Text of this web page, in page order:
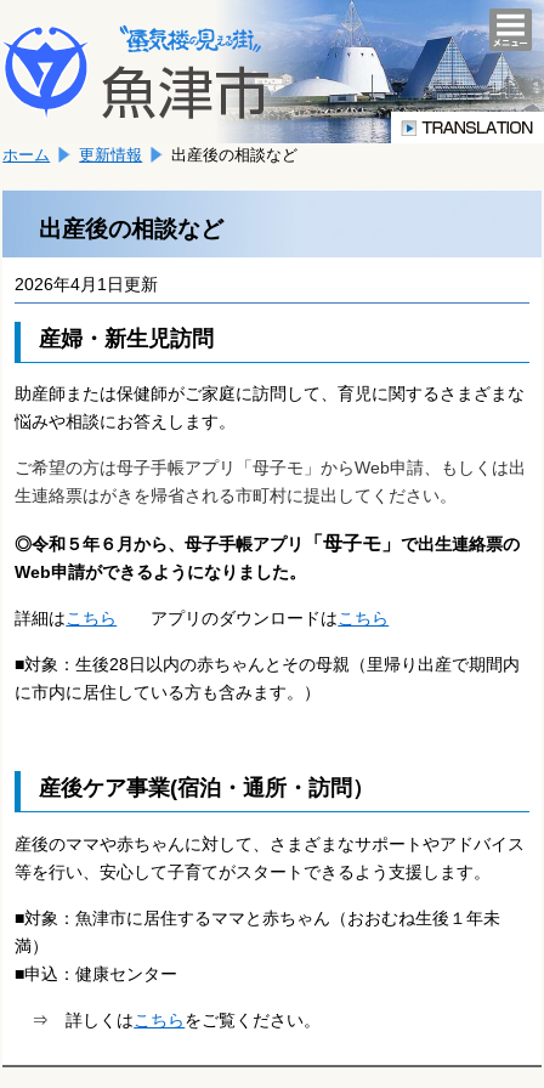
文
へ
移
ま
す。
こ
か
文
ホーム 更新情報 出産後の相談など
出産後の相談など
2026年4月1日更新
産婦・新生児訪問
助産師または保健師がご家庭に訪問して、育児に関するさまざまな
悩みや相談にお答えします。
ご希望の方は母子手帳アプリ「母子モ」からWeb申請、もしくは出
生連絡票はがきを帰省される市町村に提出してください。
◎令和５年６月から、母子手帳アプリ 「母子モ」で出生連絡票の
Web申請ができるようになりました。
詳細はこちら アプリのダウンロードはこちら
■対象：生後28日以内の赤ちゃんとその母親（里帰り出産で期間内
に市内に居住している方も含みます。）
産後ケア事業(宿泊・通所・訪問）
産後のママや赤ちゃんに対して、さまざまなサポートやアドバイス
等を行い、安心して子育てがスタートできるよう支援します。
■対象：魚津市に居住するママと赤ちゃん（おおむね生後１年未
満）
■申込：健康センター
⇒ 詳しくはこちらをご覧ください。